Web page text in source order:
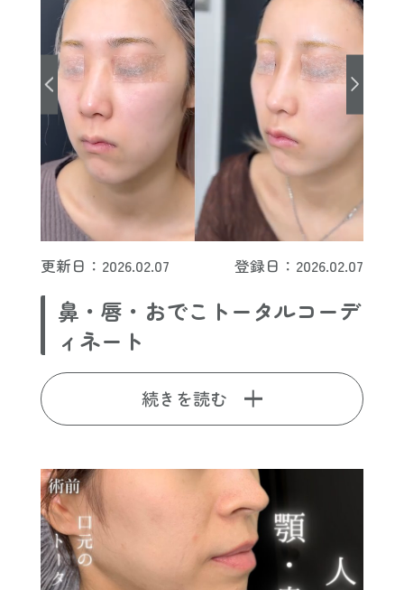
更新日：2026.02.07 登録日：2026.02.07
鼻・唇・おでこトータルコーデ
ィネート
続きを読む